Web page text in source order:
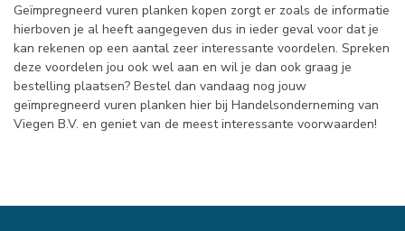
Geïmpregneerd vuren planken kopen zorgt er zoals de informatie
hierboven je al heeft aangegeven dus in ieder geval voor dat je
kan rekenen op een aantal zeer interessante voordelen. Spreken
deze voordelen jou ook wel aan en wil je dan ook graag je
bestelling plaatsen? Bestel dan vandaag nog jouw
geïmpregneerd vuren planken hier bij Handelsonderneming van
Viegen B.V. en geniet van de meest interessante voorwaarden!